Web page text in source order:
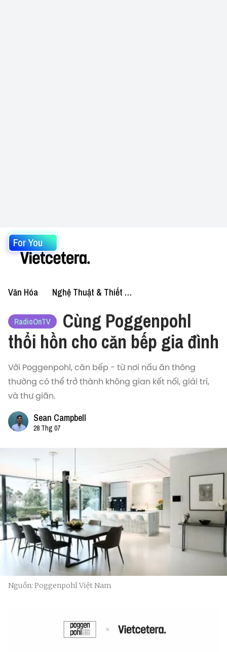
For You
Văn Hóa Nghệ Thuật & Thiết Kế
RadioOnTV
Cùng Poggenpohl
thổi hồn cho căn bếp gia đình
Với Poggenpohl, căn bếp - từ nơi nấu ăn thông
thường có thể trở thành không gian kết nối, giải trí,
và thư giãn.
Sean Campbell
28 Thg 07
Nguồn: Poggenpohl Việt Nam